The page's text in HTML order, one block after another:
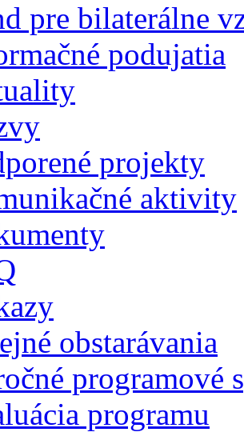
pre bilaterálne
podujatia
projekty
aktivity
obstarávania
programové
programu